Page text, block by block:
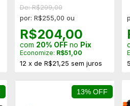
De: R$299,00
por: R$255,00 ou
R$204,00
com 20% OFFno Pix
Economize: R$51,00
12 x de R$21,25 sem juros 5
13% OFF